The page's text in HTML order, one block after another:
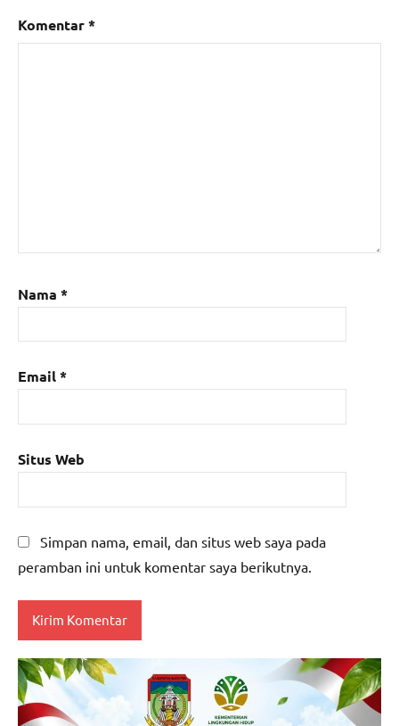
Komentar*
Nama *
Email*
Situs Web
Simpan nama, email, dan situs web saya pada
peramban ini untuk komentar saya berikutnya.